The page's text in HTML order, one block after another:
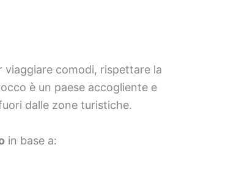
viaggiare comodi, rispettare la
è un paese accogliente e
dalle zone turistiche.
in base a: